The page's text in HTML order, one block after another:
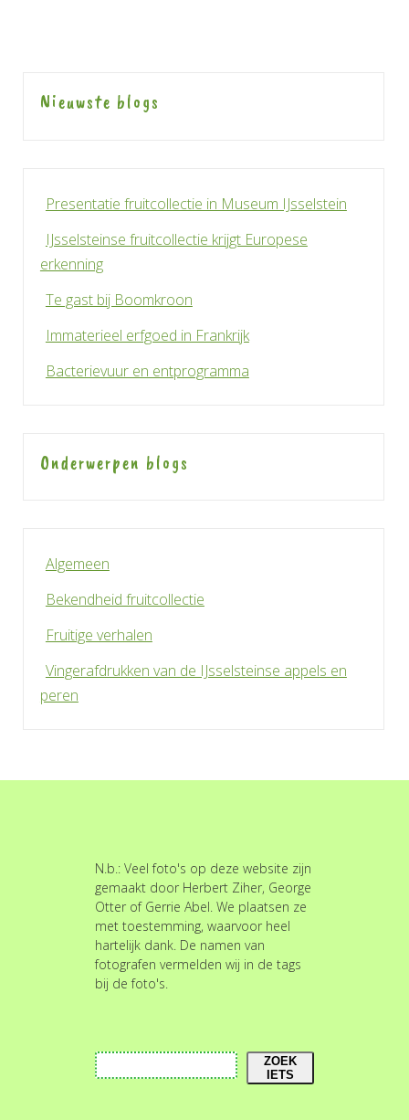
Nieuwste blogs
Presentatie fruitcollectie in Museum IJsselstein
IJsselsteinse fruitcollectie krijgt Europese
erkenning
Te gast bij Boomkroon
Immaterieel erfgoed in Frankrijk
Bacterievuur en entprogramma
Onderwerpen blogs
Algemeen
Bekendheid fruitcollectie
Fruitige verhalen
Vingerafdrukken van de IJsselsteinse appels en
peren
N.b.: Veel foto's op deze website zijn
gemaakt door Herbert Ziher, George
Otter of Gerrie Abel. We plaatsen ze
met toestemming, waarvoor heel
hartelijk dank. De namen van
fotografen vermelden wij in de tags
bij de foto's.
Zoeken
ZOEK
IETS